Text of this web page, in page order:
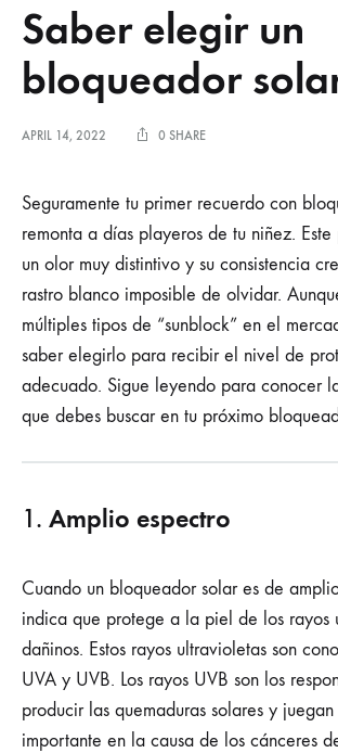
Saber elegir un
bloqueador
APRIL 14, 2022 0 SHARE
Seguramente tu primer recuerdo con
remonta a días playeros de tu niñez.
un olor muy distintivo y su consistencia
rastro blanco imposible de olvidar.
múltiples tipos de “sunblock” en el
saber elegirlo para recibir el nivel de
adecuado. Sigue leyendo para conocer
que debes buscar en tu próximo
1. Amplio espectro
Cuando un bloqueador solar es de
indica que protege a la piel de los rayos
dañinos. Estos rayos ultravioletas son
UVA y UVB. Los rayos UVB son los
producir las quemaduras solares y
importante en la causa de los cánceres